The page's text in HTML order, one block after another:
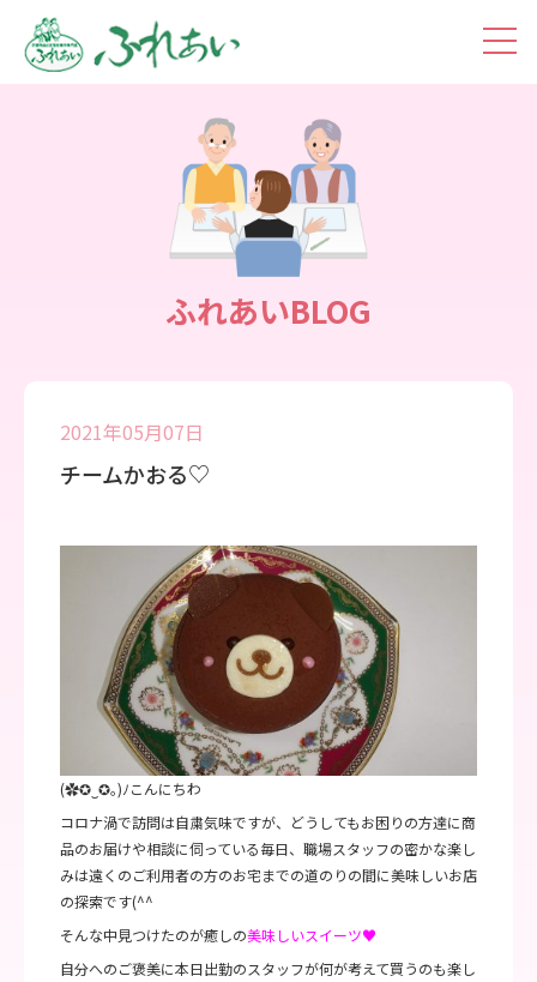
ふれあいBLOG
2021年05月07日
チームかおる♡
(✿✪‿✪｡)ﾉこんにちわ
コロナ渦で訪問は自粛気味ですが、どうしてもお困りの方達に商
品のお届けや相談に伺っている毎日、職場スタッフの密かな楽し
みは遠くのご利用者の方のお宅までの道のりの間に美味しいお店
の探索です(^^
そんな中見つけたのが癒しの美味しいスイーツ♥
自分へのご褒美に本日出勤のスタッフが何が考えて買うのも楽し